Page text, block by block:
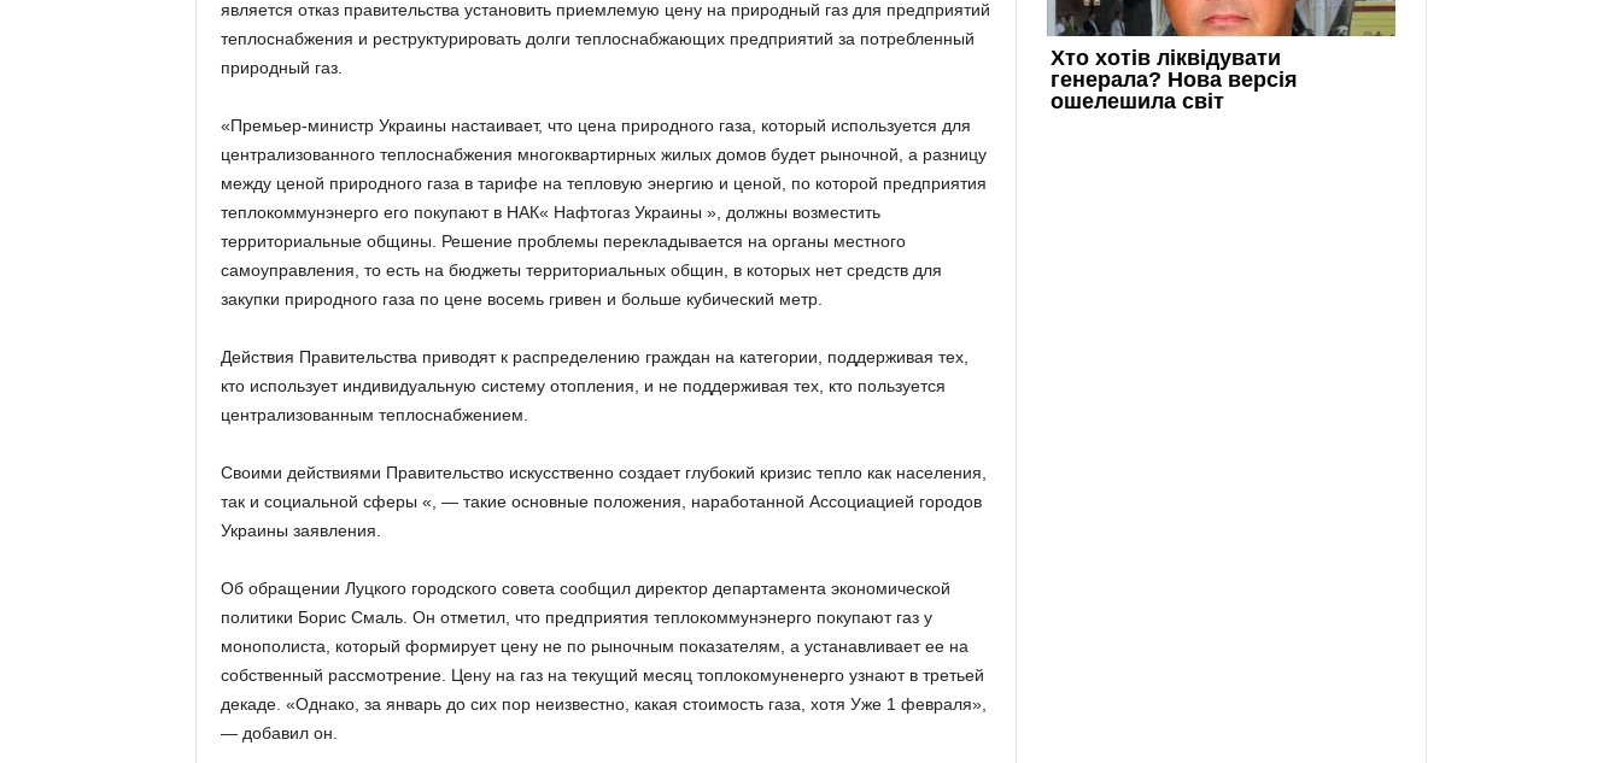
является отказ правительства установить приемлемую цену на природный газ для предприятий
теплоснабжения и реструктурировать долги теплоснабжающих предприятий за потребленный
природный газ.
«Премьер-министр Украины настаивает, что цена природного газа, который используется для
централизованного теплоснабжения многоквартирных жилых домов будет рыночной, а разницу
между ценой природного газа в тарифе на тепловую энергию и ценой, по которой предприятия
теплокоммунэнерго его покупают в НАК« Нафтогаз Украины », должны возместить
территориальные общины. Решение проблемы перекладывается на органы местного
самоуправления, то есть на бюджеты территориальных общин, в которых нет средств для
закупки природного газа по цене восемь гривен и больше кубический метр.
Действия Правительства приводят к распределению граждан на категории, поддерживая тех,
кто использует индивидуальную систему отопления, и не поддерживая тех, кто пользуется
централизованным теплоснабжением.
Своими действиями Правительство искусственно создает глубокий кризис тепло как населения,
так и социальной сферы «, — такие основные положения, наработанной Ассоциацией городов
Украины заявления.
Об обращении Луцкого городского совета сообщил директор департамента экономической
политики Борис Смаль. Он отметил, что предприятия теплокоммунэнерго покупают газ у
монополиста, который формирует цену не по рыночным показателям, а устанавливает ее на
собственный рассмотрение. Цену на газ на текущий месяц топлокомуненерго узнают в третьей
декаде. «Однако, за январь до сих пор неизвестно, какая стоимость газа, хотя Уже 1 февраля»,
— добавил он.